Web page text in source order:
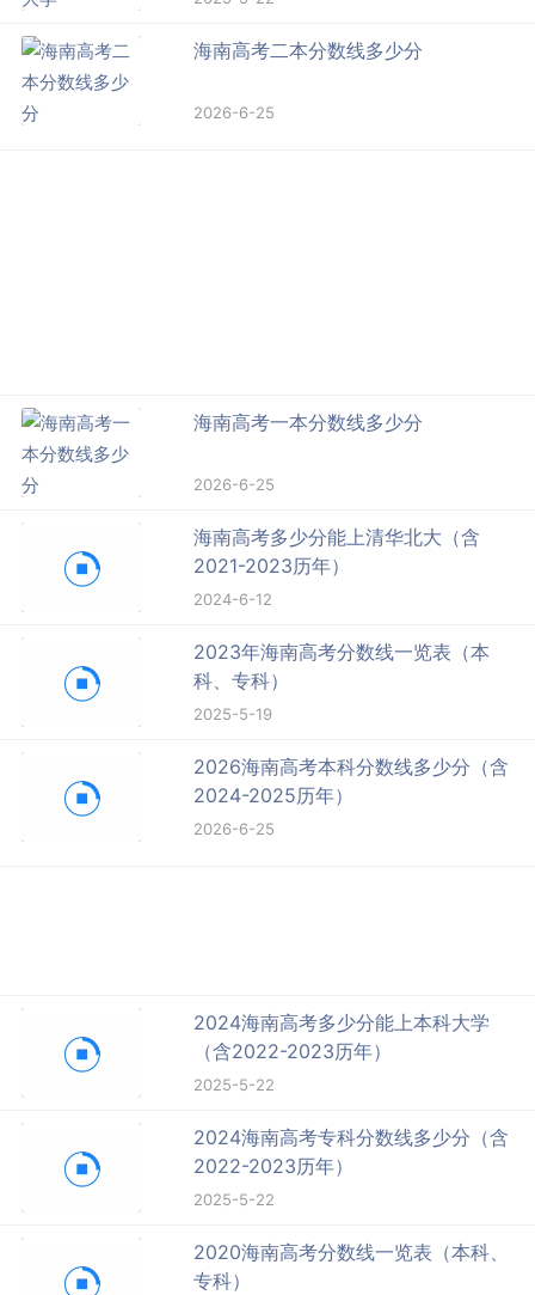
海南高考二本分数线多少分
2026-6-25
海南高考一本分数线多少分
2026-6-25
海南高考多少分能上清华北大（含
2021-2023历年）
2024-6-12
2023年海南高考分数线一览表（本
科、专科）
2025-5-19
2026海南高考本科分数线多少分（含
2024-2025历年）
2026-6-25
2024海南高考多少分能上本科大学
（含2022-2023历年）
2025-5-22
2024海南高考专科分数线多少分（含
2022-2023历年）
2025-5-22
2020海南高考分数线一览表（本科、
专科）